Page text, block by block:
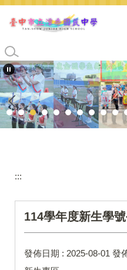
跳
到
要
內
容
區
:::
114學年度新生學
發佈日期 : 2025-08-01 發